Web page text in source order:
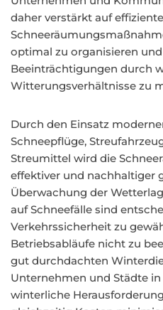
daher verstärkt auf effiziente
optimal zu organisieren
Beeinträchtigungen durch
Witterungsverhältnisse zu
Durch den Einsatz
Schneepflüge,
Streumittel wird die
effektiver und nachhaltiger
Überwachung der
auf Schneefälle sind
Verkehrssicherheit zu
Betriebsabläufe nicht zu
gut durchdachten
Unternehmen und Städte
winterliche